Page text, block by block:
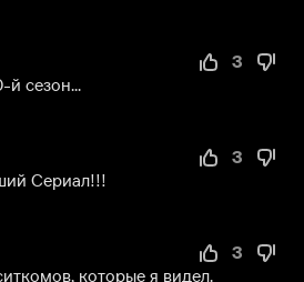
3
сезон...
3
Сериал!!!
3
которые я видел.